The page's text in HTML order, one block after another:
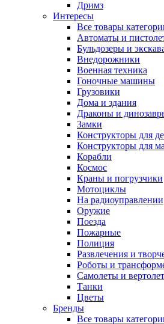
Дримз
Интересы
Все товары
Автоматы и
Бульдозеры и
Внедорожники
Военная техника
Гоночные машины
Грузовики
Дома и здания
Драконы и
Замки
Конструкторы для
Конструкторы для
Корабли
Космос
Краны и погрузчики
Мотоциклы
На радиоуправлении
Оружие
Поезда
Пожарные
Полиция
Развлечения и
Роботы и
Самолеты и
Танки
Цветы
Бренды
Все товары